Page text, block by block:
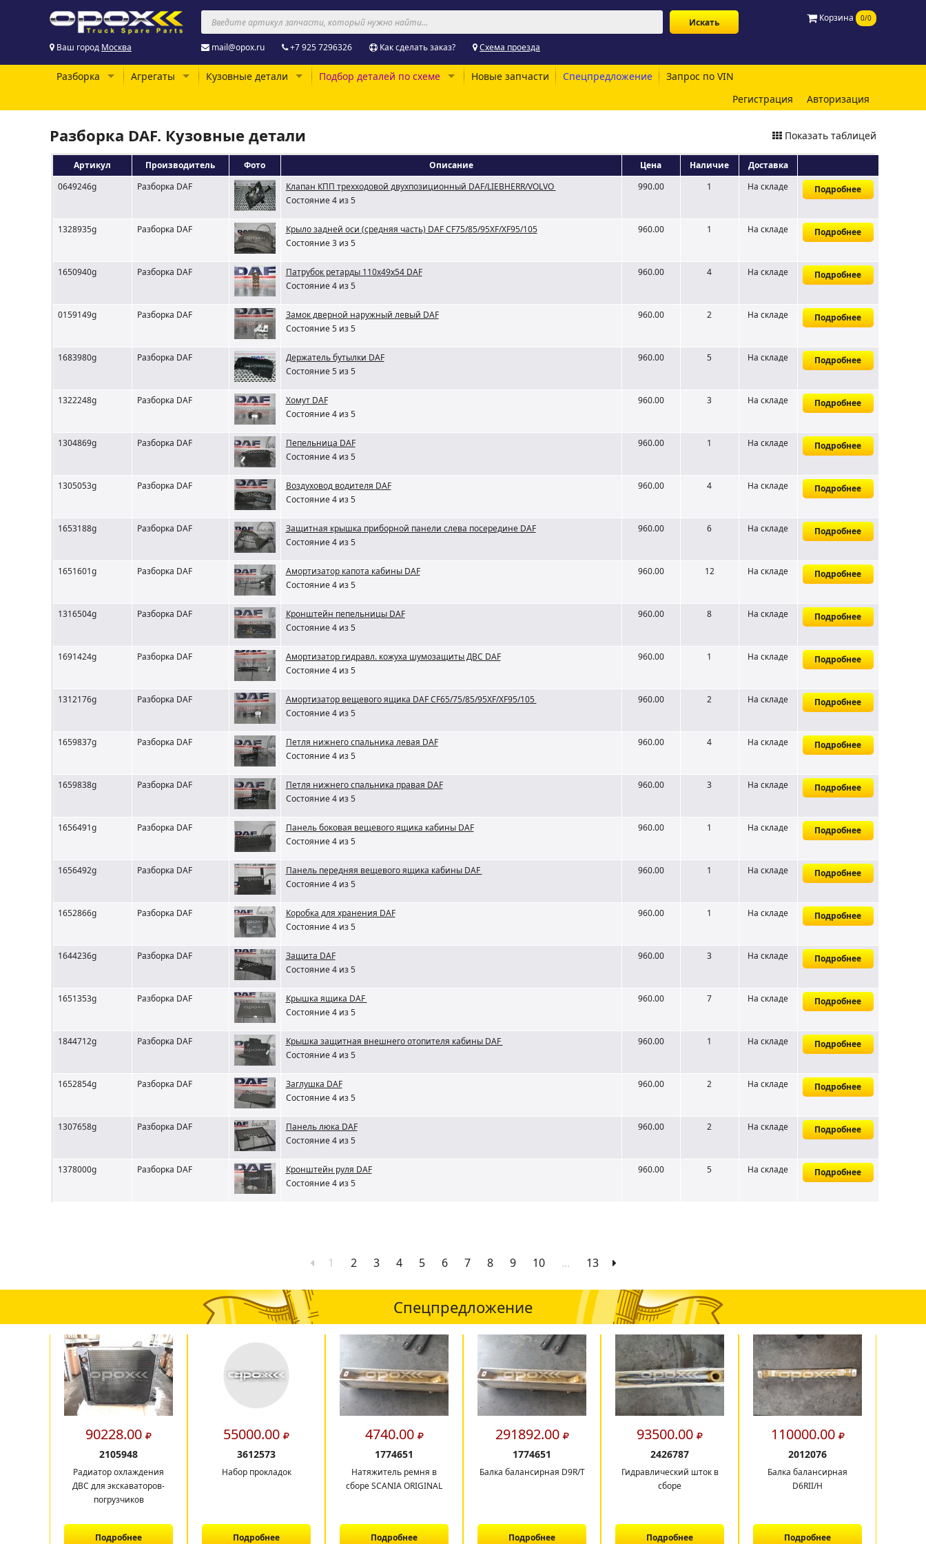
Корзина 0/0
Ваш город Москва mail@opox.ru +7 925 7296326 Как сделать заказ? Схема проезда
Разборка Агрегаты Кузовные детали Подбор деталей по схеме Новые запчасти Спецпредложение
Запрос по VIN
Регистрация
Авторизация
Разборка DAF. Кузовные детали Показать таблицей
Артикул Производитель Фото Описание Цена Наличие
Доставка
0649246g
Разборка DAF
Клапан КПП трехходовой двухпозиционный DAF/LIEBHERR/VOLVO
Состояние 4 из 5
990.00 1 На складе Подробнее
1328935g Разборка DAF
Крыло задней оси (средняя часть) DAF CF75/85/95XF/XF95/105
Состояние 3 из 5
960.00 1 На складе Подробнее
1650940g Разборка DAF
Патрубок ретарды 110x49x54 DAF
Состояние 4 из 5
960.00 4 На складе Подробнее
0159149g Разборка DAF
Замок дверной наружный левый DAF
Состояние 5 из 5
960.00 2 На складе Подробнее
1683980g Разборка DAF
Держатель бутылки DAF
Состояние 5 из 5
960.00 5 На складе Подробнее
1322248g Разборка DAF
Хомут DAF
Состояние 4 из 5
960.00 3 На складе Подробнее
1304869g Разборка DAF
Пепельница DAF
Состояние 4 из 5
960.00 1 На складе Подробнее
1305053g Разборка DAF
Воздуховод водителя DAF
Состояние 4 из 5
960.00 4 На складе Подробнее
1653188g Разборка DAF
Защитная крышка приборной панели слева посередине DAF
Состояние 4 из 5
960.00 6 На складе Подробнее
1651601g Разборка DAF
Амортизатор капота кабины DAF
Состояние 4 из 5
960.00 12 На складе Подробнее
1316504g Разборка DAF
Кронштейн пепельницы DAF
Состояние 4 из 5
960.00 8 На складе Подробнее
1691424g Разборка DAF
Амортизатор гидравл. кожуха шумозащиты ДВС DAF
Состояние 4 из 5
960.00 1 На складе Подробнее
1312176g Разборка DAF
Амортизатор вещевого ящика DAF CF65/75/85/95XF/XF95/105
Состояние 4 из 5
960.00 2 На складе Подробнее
1659837g Разборка DAF
Петля нижнего спальника левая DAF
Состояние 4 из 5
960.00 4 На складе Подробнее
1659838g Разборка DAF
Петля нижнего спальника правая DAF
Состояние 4 из 5
960.00 3 На складе Подробнее
1656491g Разборка DAF
Панель боковая вещевого ящика кабины DAF
Состояние 4 из 5
960.00 1 На складе Подробнее
1656492g Разборка DAF
Панель передняя вещевого ящика кабины DAF
Состояние 4 из 5
960.00 1 На складе Подробнее
1652866g Разборка DAF
Коробка для хранения DAF
Состояние 4 из 5
960.00 1 На складе Подробнее
1644236g Разборка DAF
Защита DAF
Состояние 4 из 5
960.00 3 На складе Подробнее
1651353g Разборка DAF
Крышка ящика DAF
Состояние 4 из 5
960.00 7 На складе Подробнее
1844712g Разборка DAF
Крышка защитная внешнего отопителя кабины DAF
Состояние 4 из 5
960.00 1 На складе Подробнее
1652854g Разборка DAF
Заглушка DAF
Состояние 4 из 5
960.00 2 На складе Подробнее
1307658g Разборка DAF
Панель люка DAF
Состояние 4 из 5
960.00 2 На складе Подробнее
1378000g Разборка DAF
Кронштейн руля DAF
Состояние 4 из 5
960.00 5 На складе Подробнее
1 2 3 4 5 6 7 8 9 10 ... 13
Спецпредложение
90228.00
2105948
Радиатор охлаждения
ДВС для экскаваторов-
погрузчиков
Подробнее
55000.00
3612573
Набор прокладок
Подробнее
4740.00
1774651
Натяжитель ремня в
сборе SCANIA ORIGINAL
Подробнее
291892.00
1774651
Балка балансирная D9R/T
Подробнее
93500.00
2426787
Гидравлический шток в
сборе
Подробнее
110000.00
2012076
Балка балансирная
D6RII/H
Подробнее